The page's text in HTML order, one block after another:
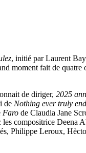
, initié par Laurent
moment fait de
de diriger, 2025
de Nothing ever truly
Faro de Claudia Jane
compositrice
Philippe Leroux,